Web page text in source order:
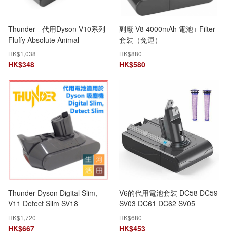
Thunder - 代用Dyson V10系列
Fluffy Absolute Animal
Motorhead 無線吸塵機代用鋰
電池 4000mAh Part# 965874-
HK$1,038
HK$348
副廠 V8 4000mAh 電池+ Filter
套裝（免運）
HK$880
HK$580
Thunder Dyson Digital Slim,
V11 Detect Slim SV18
4000mAh 吸塵機代用電池
Battery|拆卸式電池|備用電池組|
配件編號 965171-02
HK$1,720
HK$667
V6的代用電池套裝 DC58 DC59
SV03 DC61 DC62 SV05
SV06（3000mAh真容量）+兩
支前置濾芯 全港免運
HK$680
HK$453